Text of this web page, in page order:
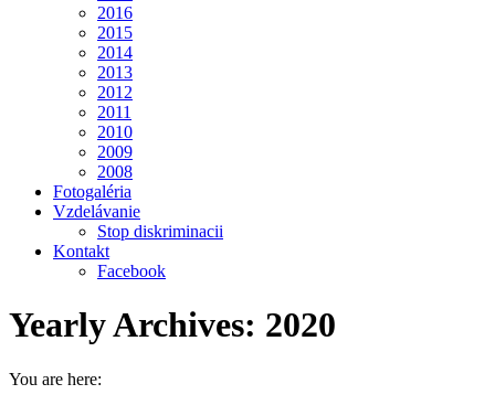
2016
2015
2014
2013
2012
2011
2010
2009
2008
Fotogaléria
Vzdelávanie
Stop diskriminacii
Kontakt
Facebook
Yearly Archives: 2020
You are here: